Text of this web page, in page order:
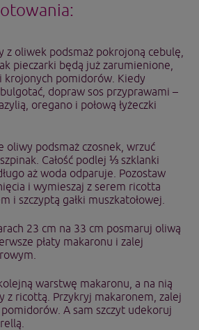
z oliwek podsmaż pokrojoną cebulę,
pieczarki będą już zarumienione,
krojonych pomidorów. Kiedy
dopraw sos przyprawami –
oregano i połową łyżeczki
oliwy podsmaż czosnek, wrzuć
Całość podlej ⅓ szklanki
aż woda odparuje. Pozostaw
i wymieszaj z serem ricotta
i szczyptą gałki muszkatołowej.
23 cm na 33 cm posmaruj oliwą
płaty makaronu i zalej
warstwę makaronu, a na nią
z ricottą. Przykryj makaronem, zalej
A sam szczyt udekoruj